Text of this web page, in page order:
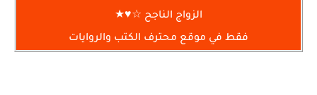
الزواج الناجح ☆♥★
فقط في موقع محترف الكتب والروايات